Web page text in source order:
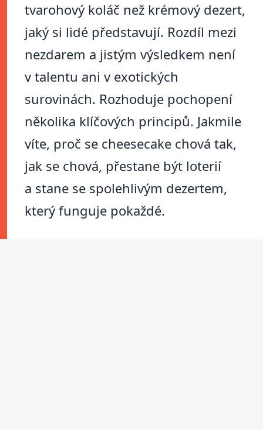
tvarohový koláč než krémový dezert,
jaký si lidé představují. Rozdíl mezi
nezdarem a jistým výsledkem není
v talentu ani v exotických
surovinách. Rozhoduje pochopení
několika klíčových principů. Jakmile
víte, proč se cheesecake chová tak,
jak se chová, přestane být loterií
a stane se spolehlivým dezertem,
který funguje pokaždé.